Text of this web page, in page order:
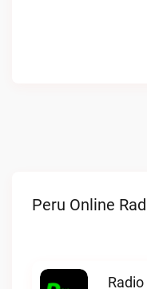
Peru Online